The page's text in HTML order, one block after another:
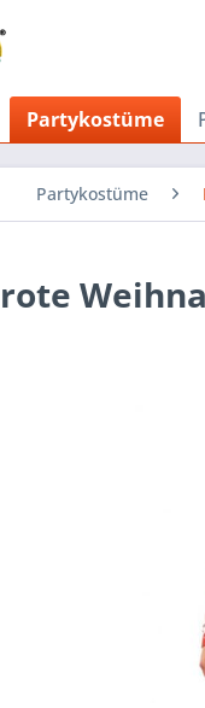
Partykostüme
Partykostüme